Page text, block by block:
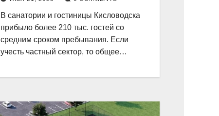
21 процент.
В санатории и гостиницы Кисловодска
прибыло более 210 тыс. гостей со
средним сроком пребывания. Если
учесть частный сектор, то общее…